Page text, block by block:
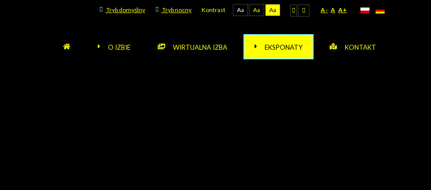
Tryb domyślny Tryb nocny Kontrast Aa Aa Aa A- A A+
O IZBIE WIRTUALNA IZBA EKSPONATY KONTAKT